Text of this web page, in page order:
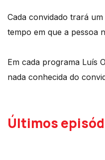
Cada convidado trará
tempo em que a pessoa
Em cada programa Luís
nada conhecida do
Últimos